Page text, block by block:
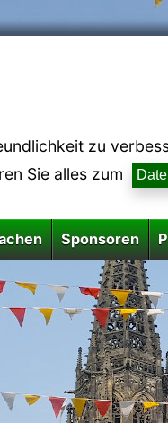
zu
Sie alles zum
Sponsoren